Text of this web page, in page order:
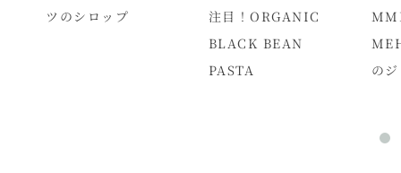
ツのシロップ
注目！ORGANIC
BLACK BEAN
PASTA
の